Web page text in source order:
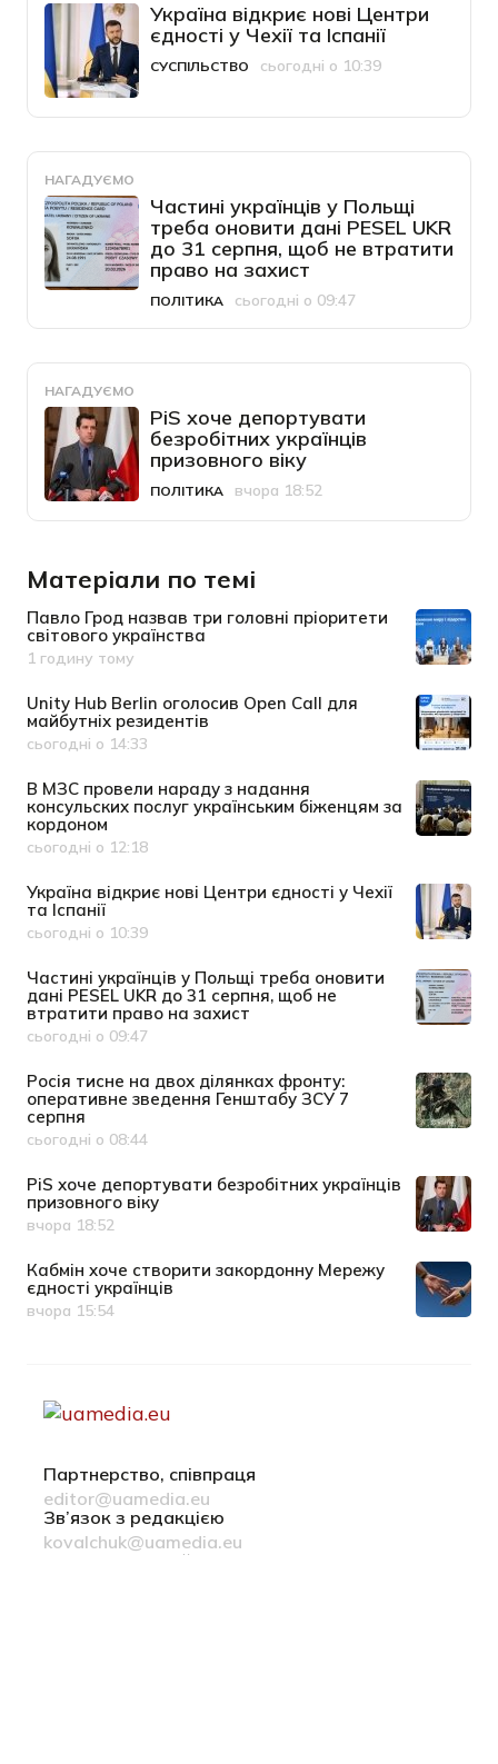
Україна відкриє нові Центри
єдності у Чехії та Іспанії
Категорія
СУСПІЛЬСТВО
Дата публікаціїсьогодні о 10:39
НАГАДУЄМО
Частині українців у Польщі
треба оновити дані PESEL UKR
до 31 серпня, щоб не втратити
право на захист
Категорія
ПОЛІТИКА
Дата публікації
сьогодні о 09:47
НАГАДУЄМО
PiS хоче депортувати
безробітних українців
призовного віку
Категорія
ПОЛІТИКА
Дата публікації
вчора 18:52
Матеріали по темі
Павло Грод назвав три головні пріоритети
світового українства
Дата публікації
1 годину тому
Unity Hub Berlin оголосив Open Call для
майбутніх резидентів
Дата публікації
сьогодні о 14:33
В МЗС провели нараду з надання
консульских послуг українським біженцям за
кордоном
Дата публікації
сьогодні о 12:18
Україна відкриє нові Центри єдності у Чехії
та Іспанії
Дата публікації
сьогодні о 10:39
Частині українців у Польщі треба оновити
дані PESEL UKR до 31 серпня, щоб не
втратити право на захист
Дата публікації
сьогодні о 09:47
Росія тисне на двох ділянках фронту:
оперативне зведення Генштабу ЗСУ 7
серпня
Дата публікації
сьогодні о 08:44
PiS хоче депортувати безробітних українців
призовного віку
Дата публікації
вчора 18:52
Кабмін хоче створити закордонну Мережу
єдності українців
Дата публікації
вчора 15:54
Партнерство, співпраця
editor@uamedia.eu
Зв’язок з редакцією
kovalchuk@uamedia.eu
Новини компаній